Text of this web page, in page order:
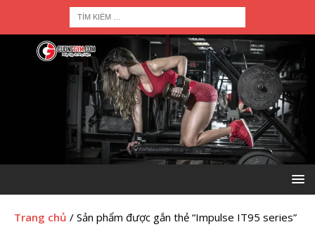
Trang chủ / Sản phẩm được gắn thẻ “Impulse IT95 series”